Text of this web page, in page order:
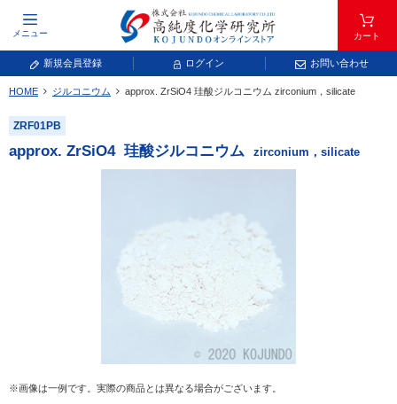
メニュー カート
新規会員登録 ログイン お問い合わせ
元素記号で検索する
元素周期表をタップすると、拡大表示されます。拡大した表から元素記号をタップ
し、一覧へ移動してください。
放射性元素または人工元素であり、弊社では取り扱いしておりません。
キーワードで検索する
HOME ジルコニウム approx. ZrSiO4 珪酸ジルコニウム zirconium，silicate
ZRF01PB
approx. ZrSiO4 珪酸ジルコニウム zirconium，silicate
※画像は一例です。実際の商品とは異なる場合がございます。